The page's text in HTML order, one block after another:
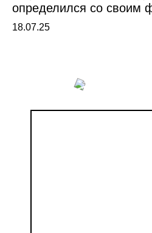
определился со своим
18.07.25